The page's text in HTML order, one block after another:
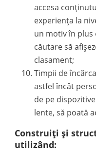
accesa
experiența la
un motiv în
căutare să
clasament;
Timpii de
astfel încât
de pe
lente, să poată
Construiți și
utilizând: